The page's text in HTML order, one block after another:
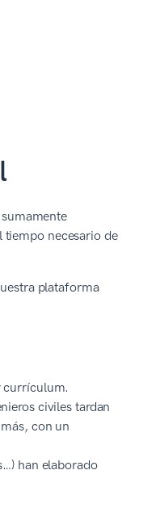
necesario de
plataforma
currículum.
civiles tardan
con un
han elaborado